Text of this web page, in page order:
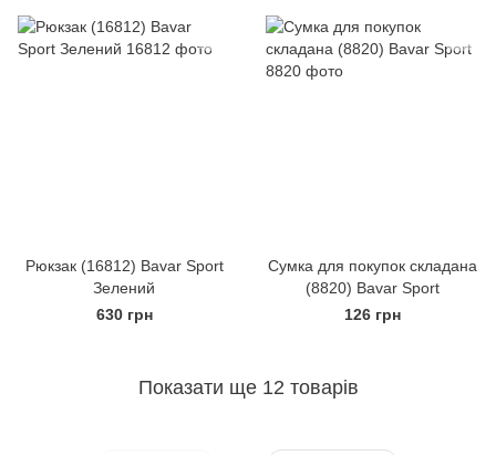
Рюкзак (16812) Bavar Sport
Зелений
630 грн
Сумка для покупок складана
(8820) Bavar Sport
126 грн
Показати ще 12 товарів